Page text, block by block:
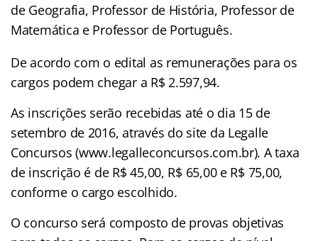
de Geografia, Professor de História, Professor de
Matemática e Professor de Português.
De acordo com o edital as remunerações para os
cargos podem chegar a R$ 2.597,94.
As inscrições serão recebidas até o dia 15 de
setembro de 2016, através do site da Legalle
Concursos (www.legalleconcursos.com.br). A taxa
de inscrição é de R$ 45,00, R$ 65,00 e R$ 75,00,
conforme o cargo escolhido.
O concurso será composto de provas objetivas